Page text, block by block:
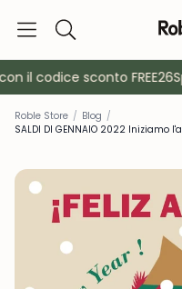
Ricerca
codice sconto FREE26
Roble Store / Blog /
SALDI DI GENNAIO 2022